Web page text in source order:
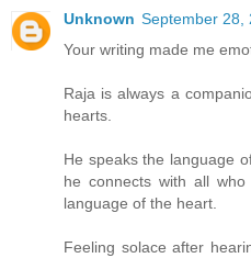
Unknown September 28,
Your writing made me
Raja is always a
hearts.
He speaks the language
he connects with all
language of the heart.
Feeling solace after